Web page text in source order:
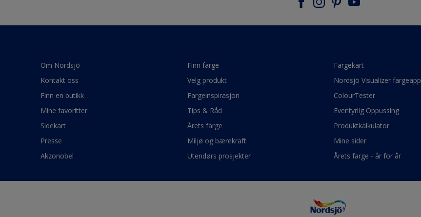
Om Nordsjö
Kontakt oss
Finn en butikk
Mine favoritter
Sidekart
Presse
Akzonobel
Finn farge
Velg produkt
Fargeinspirasjon
Tips & Råd
Årets farge
Miljø og bærekraft
Utendørs prosjekter
Fargekart
Nordsjö Visualizer fargeapp
ColourTester
Eventyrlig Oppussing
Produktkalkulator
Mine sider
Årets farge - år for år